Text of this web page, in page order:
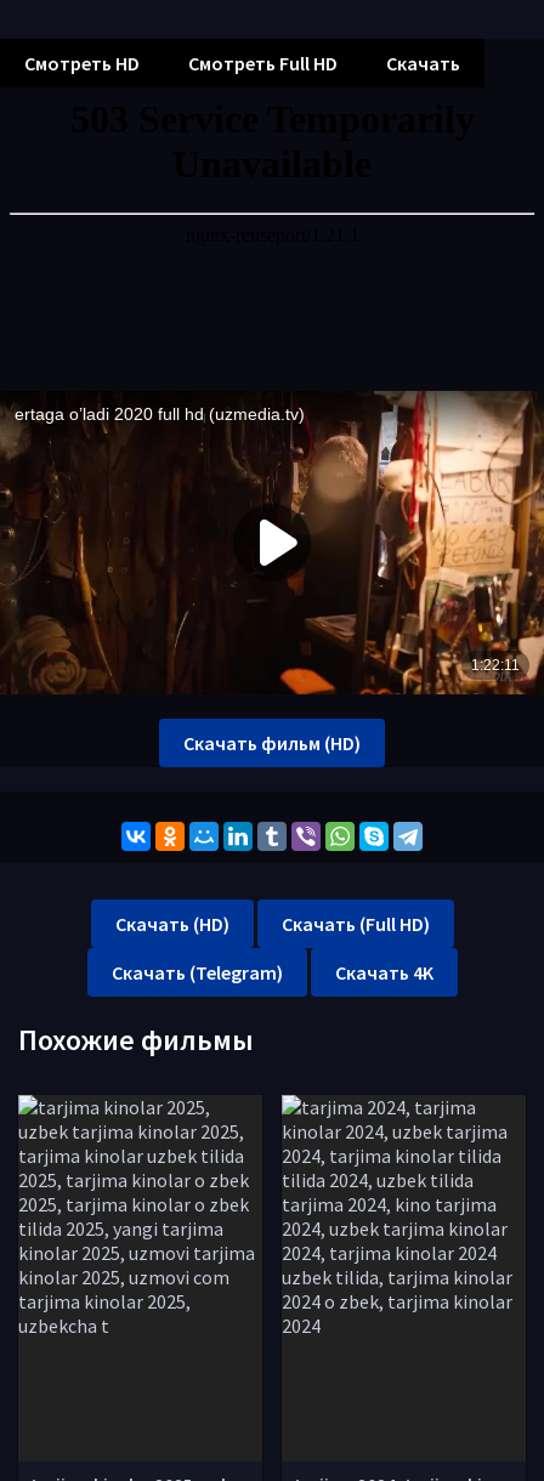
Смотреть HD Смотреть Full HD Скачать
Скачать фильм (HD)
Скачать (HD)
Скачать (Full HD)
Скачать (Telegram)
Скачать 4K
Похожие фильмы